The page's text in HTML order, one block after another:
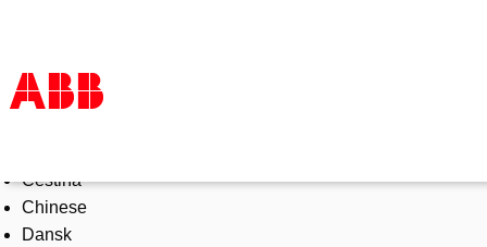
Products & Solutions
Industries
Services
Čeština
Chinese
Dansk